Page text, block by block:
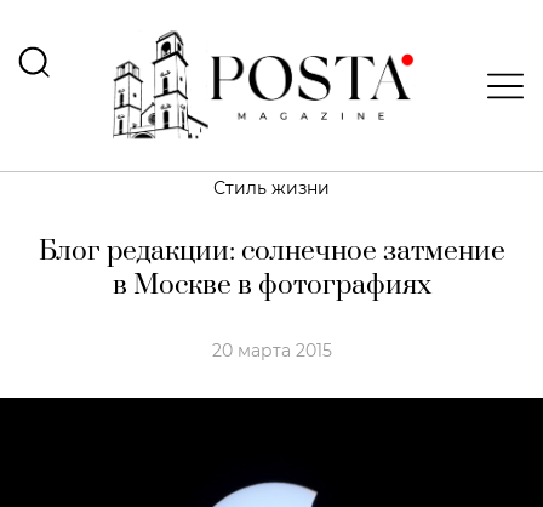
Стиль жизни
Блог редакции: солнечное затмение
в Москве в фотографиях
20 марта 2015